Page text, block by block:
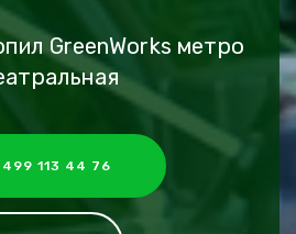
GreenWorks метро
499 113 44 76